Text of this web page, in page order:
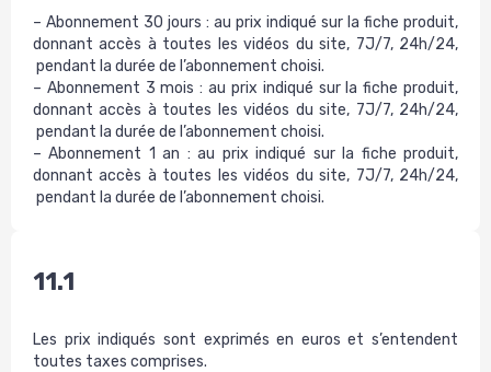
– Abonnement 30 jours : au prix indiqué sur la fiche produit,
donnant accès à toutes les vidéos du site, 7J/7, 24h/24,
pendant la durée de l’abonnement choisi.
– Abonnement 3 mois : au prix indiqué sur la fiche produit,
donnant accès à toutes les vidéos du site, 7J/7, 24h/24,
pendant la durée de l’abonnement choisi.
– Abonnement 1 an : au prix indiqué sur la fiche produit,
donnant accès à toutes les vidéos du site, 7J/7, 24h/24,
pendant la durée de l’abonnement choisi.
11.1
Les prix indiqués sont exprimés en euros et s’entendent
toutes taxes comprises.